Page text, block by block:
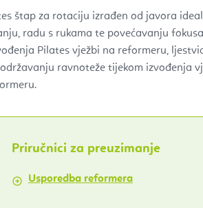
štap za rotaciju izrađen od javora
radu s rukama te povećavanju
Pilates vježbi na reformeru,
ravnoteže tijekom izvođenja
Priručnici za preuzimanje
Usporedba reformera